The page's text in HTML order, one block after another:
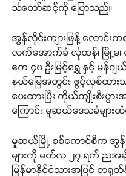
သံတော်ဆင့်ကို ပြောသည်။
အွန်လိုင်းကျားဖြန့် လောင်းက
လက်အောက်ခံ လုံထန်၊ မြို့မ၊ ပန်
ဧက ၄၀ ဦးမြင့်ရွှေ နှင့် မန်ဂ
နယ်မြေအတွင်း ဖွင့်လှစ်ထား
ပေးထားပြီး ကိုယ်ကျိုးစီးပွ
ကြောင်း မူဆယ်ဒေသခံမျာ
မူဆယ်မြို့ စစ်ကောင်စီက အွန်လို
များကို မတ်လ ၂၇ ရက် ညအ
မြန်မာနိုင်ငံသားအပြင် တရုတ်